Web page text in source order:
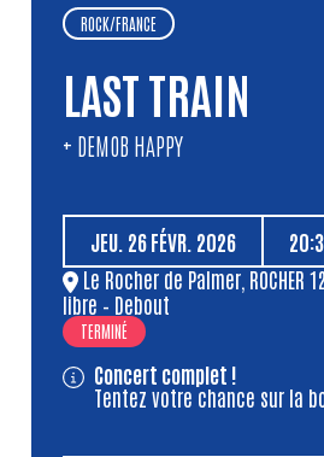
ROCK/FRANCE
LAST TRAIN
+ DEMOB HAPPY
JEU. 26FÉVR. 2026
Le Rocher de Palmer ROCHER
libre – Debout
TERMINÉ
Concert complet !
Tentez votre chance sur la